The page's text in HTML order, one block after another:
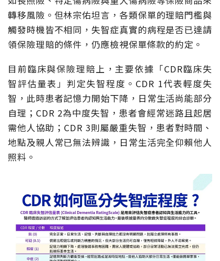
轉移風險。但林宗佑坦言，各類保單的理賠門檻與
觸發時機皆不相同，失智症真實的病程是否已達請
領保險理賠的條件，仍應檢視保單條款的約定。
目前臨床與保險理賠上，主要依據「CDR臨床失
智評估量表」判定失智程度。CDR 1代表輕度失
智，此時患者記憶力開始下降，日常生活尚能部分
自理；CDR 2為中度失智，患者會經常迷路且起居
需他人協助；CDR 3則屬嚴重失智，患者對時間、
地點及親人常已無法辨識，日常生活完全仰賴他人
照料。